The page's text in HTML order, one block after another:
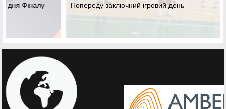
Дивіться трансляцію матчів другого ігрового дня Фіналу